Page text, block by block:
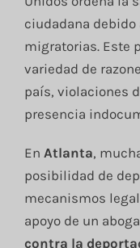
ciudadana debido
migratorias. Este
variedad de
país, violaciones
presencia
En Atlanta,
posibilidad de
mecanismos
apoyo de un
contra la